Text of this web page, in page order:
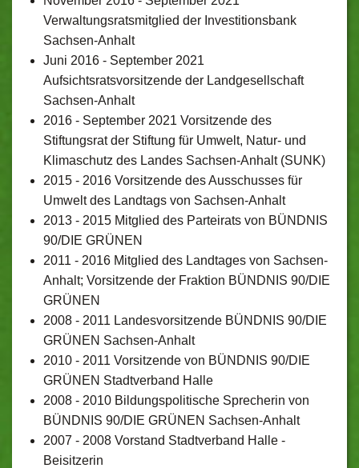
Verwaltungsratsmitglied der Investitionsbank
Sachsen-Anhalt
Juni 2016 - September 2021
Aufsichtsratsvorsitzende der Landgesellschaft
Sachsen-Anhalt
2016 - September 2021 Vorsitzende des
Stiftungsrat der Stiftung für Umwelt, Natur- und
Klimaschutz des Landes Sachsen-Anhalt (SUNK)
2015 - 2016 Vorsitzende des Ausschusses für
Umwelt des Landtags von Sachsen-Anhalt
2013 - 2015 Mitglied des Parteirats von BÜNDNIS
90/DIE GRÜNEN
2011 - 2016 Mitglied des Landtages von Sachsen-
Anhalt; Vorsitzende der Fraktion BÜNDNIS 90/DIE
GRÜNEN
2008 - 2011 Landesvorsitzende BÜNDNIS 90/DIE
GRÜNEN Sachsen-Anhalt
2010 - 2011 Vorsitzende von BÜNDNIS 90/DIE
GRÜNEN Stadtverband Halle
2008 - 2010 Bildungspolitische Sprecherin von
BÜNDNIS 90/DIE GRÜNEN Sachsen-Anhalt
2007 - 2008 Vorstand Stadtverband Halle -
Beisitzerin